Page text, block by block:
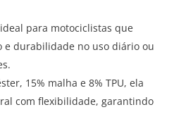
ideal para motociclistas que
e durabilidade no uso diário ou
15% malha e 8% TPU, ela
com flexibilidade, garantindo